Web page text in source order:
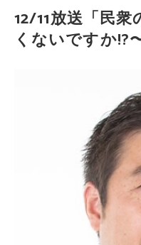
12/11放送「民
くないですか!?